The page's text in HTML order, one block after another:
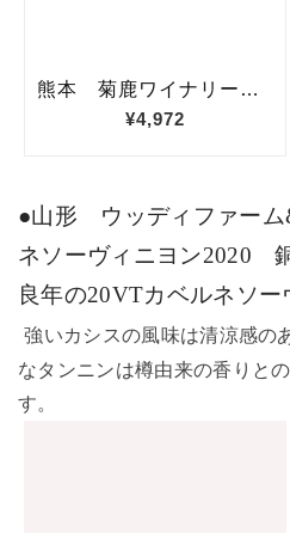
●山形 ウッディファーム
ネソーヴィニヨン2020
良年の20VTカベルネソー
強いカシスの風味は清涼感の
なタンニンは樽由来の香りと
す。